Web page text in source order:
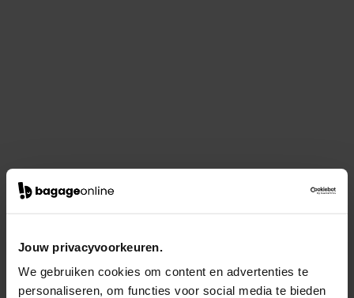
Jouw privacyvoorkeuren.
We gebruiken cookies om content en advertenties te
personaliseren, om functies voor social media te bieden